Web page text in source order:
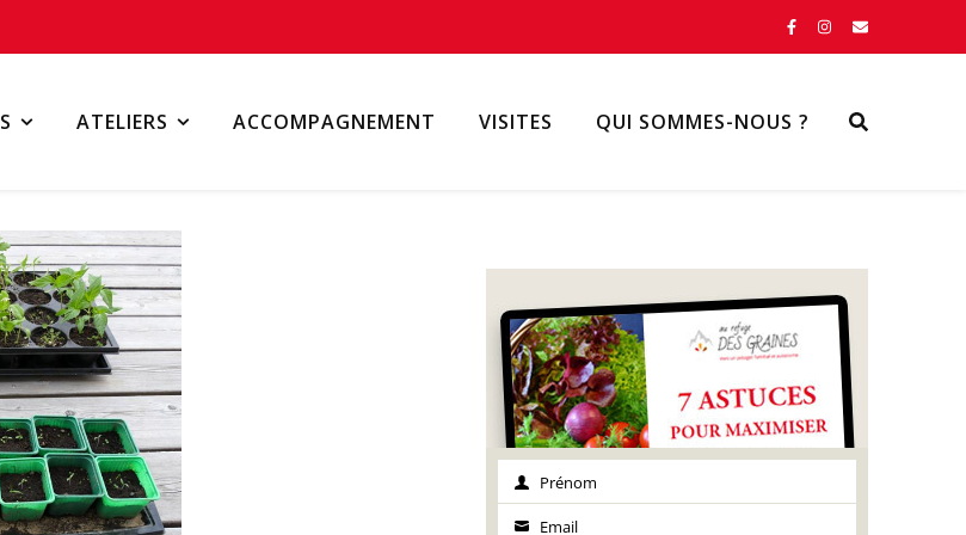
ATELIERS ACCOMPAGNEMENT VISITES QUI SOMMES-NOUS ?
PrénomPrénom
Email